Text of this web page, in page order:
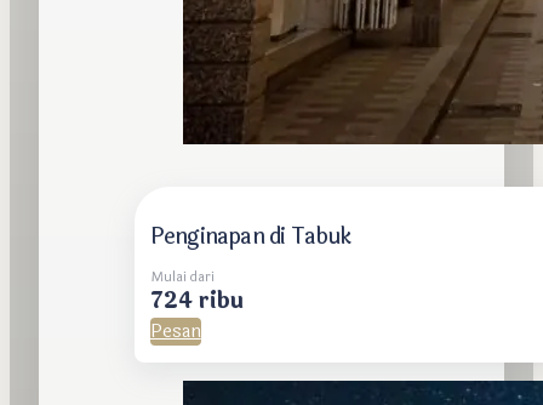
Penginapan di Tabuk
Mulai dari
724 ribu
Pesan